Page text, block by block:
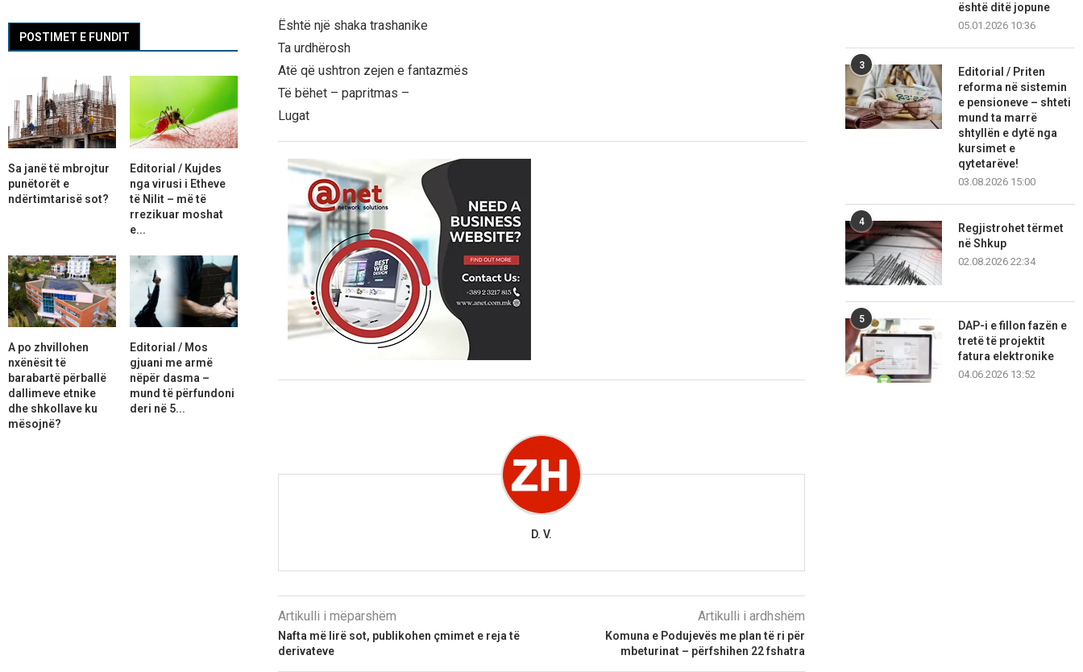
Është një shaka trashanike
Ta urdhërosh
Atë që ushtron zejen e fantazmës
Të bëhet – papritmas –
Lugat
D. V.
Artikulli i mëparshëm
Nafta më lirë sot, publikohen çmimet e reja të
derivateve
Artikulli i ardhshëm
Komuna e Podujevës me plan të ri për
mbeturinat – përfshihen 22 fshatra
është ditë jopune
05.01.2026 10:36
3
Editorial / Priten
reforma në sistemin
e pensioneve – shteti
mund ta marrë
shtyllën e dytë nga
kursimet e
qytetarëve!
03.08.2026 15:00
4
Regjistrohet tërmet
në Shkup
02.08.2026 22:34
5
DAP-i e fillon fazën e
tretë të projektit
fatura elektronike
04.06.2026 13:52
POSTIMET E FUNDIT
Sa janë të mbrojtur
punëtorët e
ndërtimtarisë sot?
Editorial / Kujdes
nga virusi i Etheve
të Nilit – më të
rrezikuar moshat
e...
A po zhvillohen
nxënësit të
barabartë përballë
dallimeve etnike
dhe shkollave ku
mësojnë?
Editorial / Mos
gjuani me armë
nëpër dasma –
mund të përfundoni
deri në 5...